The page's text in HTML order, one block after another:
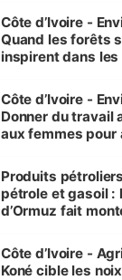
Côte d’Ivoire -
Quand les forêts
inspirent dans
Côte d’Ivoire -
Donner du travail
aux femmes pour
menacées
Produits
pétrole et gasoil :
d’Ormuz fait
Côte d’Ivoire -
Koné cible les